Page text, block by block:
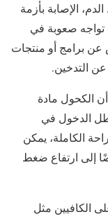
الإصابة بأزمة
صعوبة في
عن برامج أو منتجات
التدخين.
الكحول مادة
الدخول في
الكاملة، يمكن
إلى ارتفاع ضغط
الكافيين مثل